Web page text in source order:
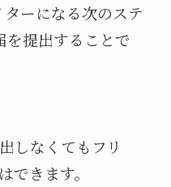
ーになる次のステ
を提出することで
しなくてもフリ
できます。